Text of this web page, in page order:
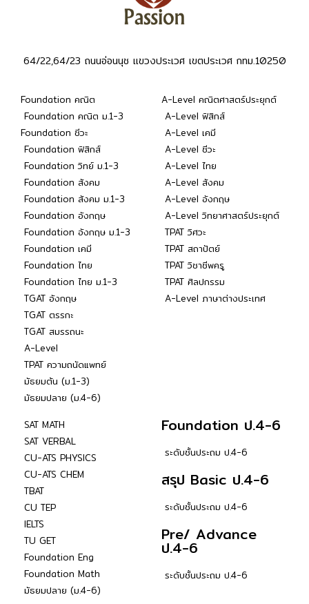
64/22,64/23 ถนนอ่อนนุช แขวงประเวศ เขตประเวศ กทม.10250
Foundation คณิต
Foundation คณิต ม.1-3
Foundation ชีวะ
Foundation ฟิสิกส์
Foundation วิทย์ ม.1-3
Foundation สังคม
Foundation สังคม ม.1-3
Foundation อังกฤษ
Foundation อังกฤษ ม.1-3
Foundation เคมี
Foundation ไทย
Foundation ไทย ม.1-3
TGAT อังกฤษ
TGAT ตรรกะ
TGAT สมรรถนะ
A-Level
TPAT ความถนัดแพทย์
มัธยมต้น (ม.1-3)
มัธยมปลาย (ม.4-6)
A-Level คณิตศาสตร์ประยุกต์
A-Level ฟิสิกส์
A-Level เคมี
A-Level ชีวะ
A-Level ไทย
A-Level สังคม
A-Level อังกฤษ
A-Level วิทยาศาสตร์ประยุกต์
TPAT วิศวะ
TPAT สถาปัตย์
TPAT วิชาชีพครู
TPAT ศิลปกรรม
A-Level ภาษาต่างประเทศ
SAT MATH
SAT VERBAL
CU-ATS PHYSICS
CU-ATS CHEM
TBAT
CU TEP
IELTS
TU GET
Foundation Eng
Foundation Math
มัธยมปลาย (ม.4-6)
Foundation ป.4-6
ระดับชั้นประถม ป.4-6
สรุป Basic ป.4-6
ระดับชั้นประถม ป.4-6
Pre/ Advance
ป.4-6
ระดับชั้นประถม ป.4-6